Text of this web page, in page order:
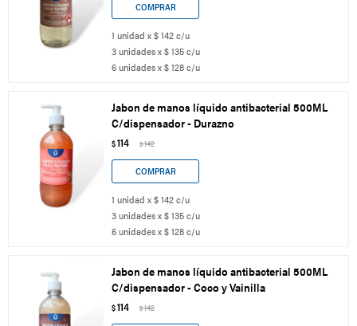
1 unidad x $ 142 c/u
3 unidades x $ 135 c/u
6 unidades x $ 128 c/u
Jabon de manos líquido antibacterial 500ML
C/dispensador - Durazno
$114 $142
1 unidad x $ 142 c/u
3 unidades x $ 135 c/u
6 unidades x $ 128 c/u
Jabon de manos líquido antibacterial 500ML
C/dispensador - Coco y Vainilla
$114 $142